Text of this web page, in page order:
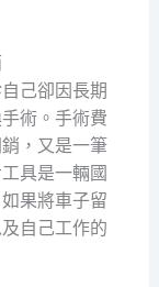
己卻因長期
術。手術費
，又是一筆
具是一輛國
果將車子留
自己工作的